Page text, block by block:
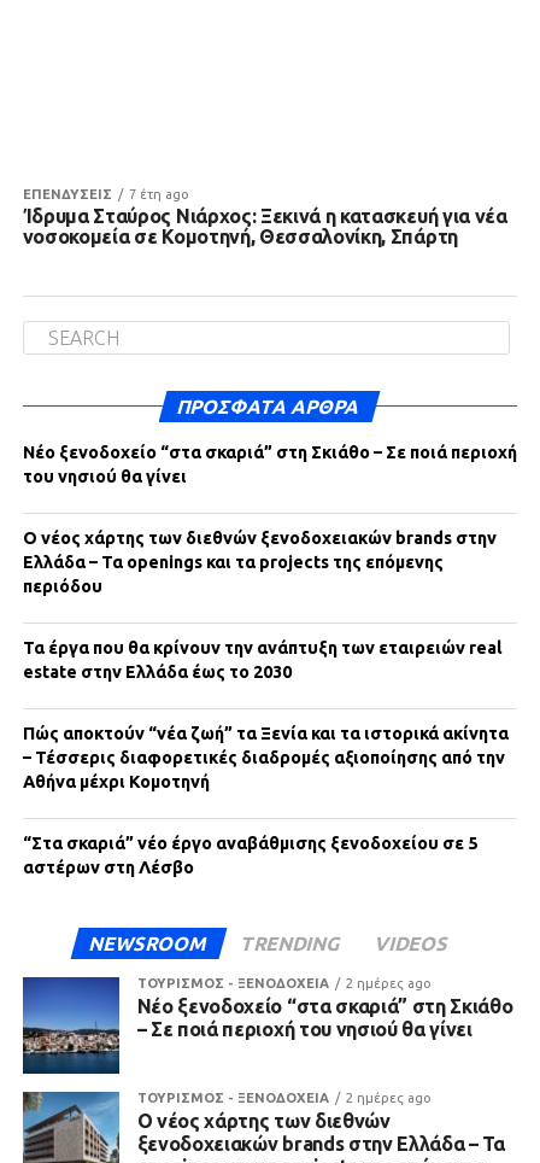
ΕΠΕΝΔΥΣΕΙΣ 7 έτη ago
Ίδρυμα Σταύρος Νιάρχος: Ξεκινά η κατασκευή για νέα
νοσοκομεία σε Κομοτηνή, Θεσσαλονίκη, Σπάρτη
ΠΡΌΣΦΑΤΑ ΆΡΘΡΑ
Νέο ξενοδοχείο “στα σκαριά” στη Σκιάθο – Σε ποιά περιοχή
του νησιού θα γίνει
Ο νέος χάρτης των διεθνών ξενοδοχειακών brands στην
Ελλάδα – Τα openings και τα projects της επόμενης
περιόδου
Τα έργα που θα κρίνουν την ανάπτυξη των εταιρειών real
estate στην Ελλάδα έως το 2030
Πώς αποκτούν “νέα ζωή” τα Ξενία και τα ιστορικά ακίνητα
– Τέσσερις διαφορετικές διαδρομές αξιοποίησης από την
Αθήνα μέχρι Κομοτηνή
“Στα σκαριά” νέο έργο αναβάθμισης ξενοδοχείου σε 5
αστέρων στη Λέσβο
NEWSROOM TRENDING VIDEOS
ΤΟΥΡΙΣΜΟΣ - ΞΕΝΟΔΟΧΕΙΑ 2 ημέρες ago
Νέο ξενοδοχείο “στα σκαριά” στη Σκιάθο
– Σε ποιά περιοχή του νησιού θα γίνει
ΤΟΥΡΙΣΜΟΣ - ΞΕΝΟΔΟΧΕΙΑ 2 ημέρες ago
Ο νέος χάρτης των διεθνών
ξενοδοχειακών brands στην Ελλάδα – Τα